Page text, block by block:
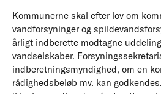
Kommunerne skal efter lov om
vandforsyninger og
årligt indberette modtagne
vandselskaber.
indberetningsmyndighed, om en
rådighedsbeløb mv. kan